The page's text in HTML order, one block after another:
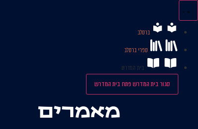
לתוכן
ברסלב
ספרי ברסלב
בית המדרש
סגור בית המדרשפתח בית המדרש
מאמרים